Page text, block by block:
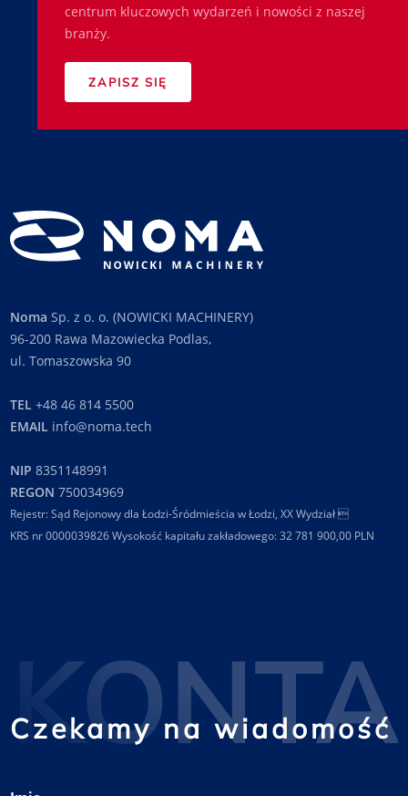
centrum kluczowych wydarzeń i nowości z naszej
branży.
ZAPISZ SIĘ
Noma Sp. z o. o. (NOWICKI MACHINERY)
96-200 Rawa Mazowiecka Podlas,
ul. Tomaszowska 90
TEL +48 46 814 5500
EMAIL info@noma.tech
NIP 8351148991
REGON 750034969
Rejestr: Sąd Rejonowy dla Łodzi-Śródmieścia w Łodzi, XX Wydział 
KRS nr 0000039826 Wysokość kapitału zakładowego: 32 781 900,00 PLN
Czekamy na wiadomość